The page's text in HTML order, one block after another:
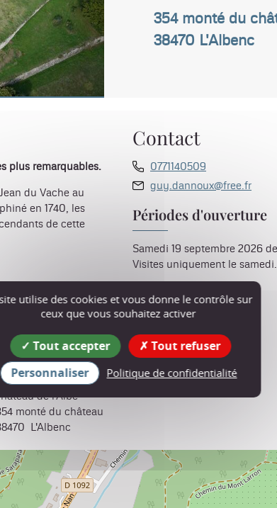
354 monté du
38470 L'Albenc
plus remarquables.
du Vache au
en 1740, les
de cette
Contact
0771140509
guy.dannoux@free.fr
Périodes d'ouverture
Samedi 19 septembre 2026
Visites uniquement le samedi.
Tarif
de l'Albe
monté du château
L'Albenc
utilise des cookies et vous donne le contrôle sur
ceux que vous souhaitez activer
Tout accepter
Tout refuser
Personnaliser
Politique de confidentialité